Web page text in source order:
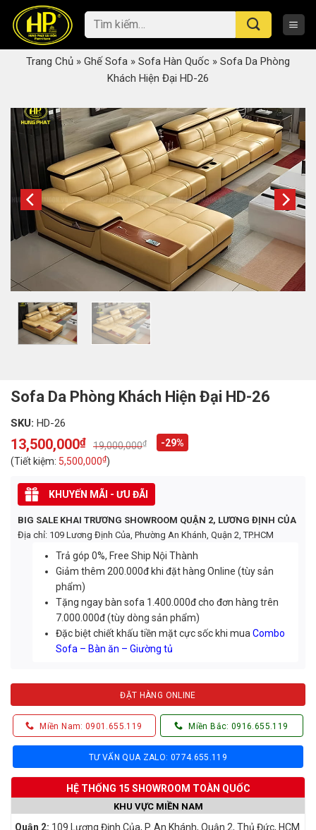
content
Tìm
kiếm:
Trang Chủ » Ghế Sofa » Sofa Hàn Quốc » Sofa Da Phòng
Khách Hiện Đại HD-26
Sofa Da Phòng Khách Hiện Đại HD-26
SKU: HD-26
19,000,000₫
Original
price
was:
19,000,000₫.
13,500,000₫
Current
price
is:
13,500,000₫.
-29%
(Tiết kiệm: 5,500,000₫)
KHUYẾN MÃI - ƯU ĐÃI
BIG SALE KHAI TRƯƠNG SHOWROOM QUẬN 2, LƯƠNG ĐỊNH CỦA
Địa chỉ: 109 Lương Định Của, Phường An Khánh, Quận 2, TP.HCM
Trả góp 0%, Free Ship Nội Thành
Giảm thêm 200.000đ khi đặt hàng Online (tùy sản
phẩm)
Tặng ngay bàn sofa 1.400.000đ cho đơn hàng trên
7.000.000đ (tùy dòng sản phẩm)
Đặc biệt chiết khấu tiền mặt cực sốc khi muaCombo
Sofa – Bàn ăn – Giường tủ
ĐẶT HÀNG ONLINE
Miền Nam: 0901.655.119 Miền Bắc: 0916.655.119
TƯ VẤN QUA ZALO: 0774.655.119
HỆ THỐNG 15 SHOWROOM TOÀN QUỐC
KHU VỰC MIỀN NAM
Quận 2: 109 Lương Định Của, P. An Khánh, Quận 2, Thủ Đức, HCM